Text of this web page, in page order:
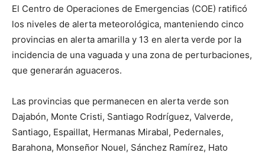
El Centro de Operaciones de Emergencias (COE) ratificó
los niveles de alerta meteorológica, manteniendo cinco
provincias en alerta amarilla y 13 en alerta verde por la
incidencia de una vaguada y una zona de perturbaciones,
que generarán aguaceros.
Las provincias que permanecen en alerta verde son
Dajabón, Monte Cristi, Santiago Rodríguez, Valverde,
Santiago, Espaillat, Hermanas Mirabal, Pedernales,
Barahona, Monseñor Nouel, Sánchez Ramírez, Hato